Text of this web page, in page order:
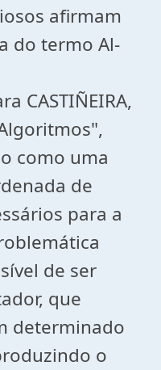
afirmam
do termo Al-
CASTIÑEIRA,
como uma
de
para a
de ser
que
determinado
o